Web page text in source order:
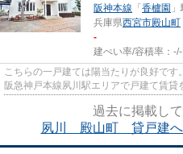
阪神本線 「香櫨園
兵庫県西宮市殿山町
-
建ぺい率/容積率： -/-
こちらの一戸建ては陽当たりが良好です
阪急神戸本線夙川駅エリアで戸建て賃
jutaku@muse.ocn.ne.jpまでお気...
過去に掲載し
夙川 殿山町 貸戸建へ